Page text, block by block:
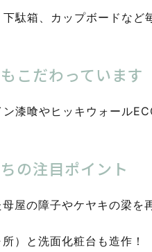
駄箱、カップボードなど
こだわっています
漆喰やヒッキウォール
の注目ポイント
屋の障子やケヤキの梁を
）と洗面化粧台も造作！